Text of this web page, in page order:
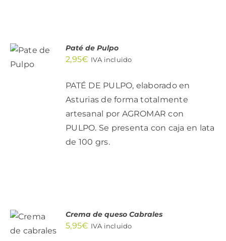
AL
Paté de Pulpo
2,95€ IVA incluido
PATÉ DE PULPO, elaborado en
Asturias de forma totalmente
artesanal por AGROMAR con
PULPO. Se presenta con caja en lata
de 100 grs.
AL
CARRITO
Crema de queso Cabrales
5,95€ IVA incluido